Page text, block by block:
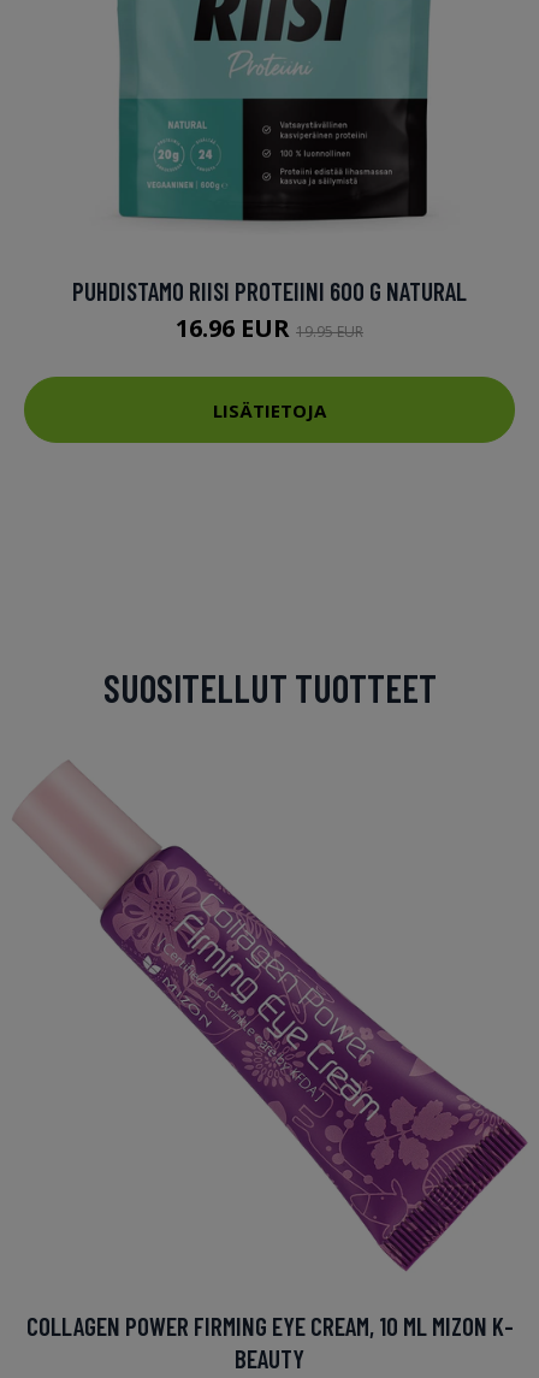
PUHDISTAMO RIISI PROTEIINI 600 G NATURAL
16.96 EUR 19.95 EUR
LISÄTIETOJA
SUOSITELLUT TUOTTEET
COLLAGEN POWER FIRMING EYE CREAM, 10 ML MIZON K-
BEAUTY